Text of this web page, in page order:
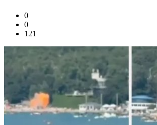
0
0
121